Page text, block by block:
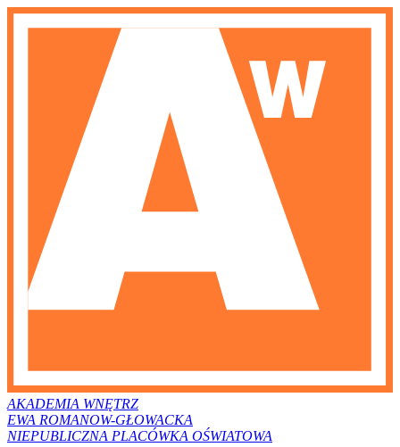
AKADEMIA WNĘTRZ
EWA ROMANOW-GŁOWACKA
NIEPUBLICZNA PLACÓWKA OŚWIATOWA